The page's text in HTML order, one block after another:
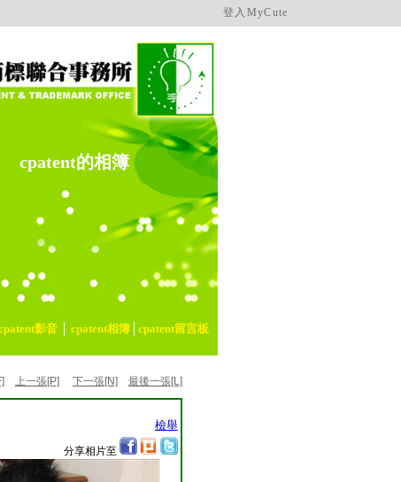
登入MyCute
cpatent的相簿
影音 cpatent相簿 cpatent留言板
上一張[P] 下一張[N] 最後一張[L]
檢舉
分享相片至